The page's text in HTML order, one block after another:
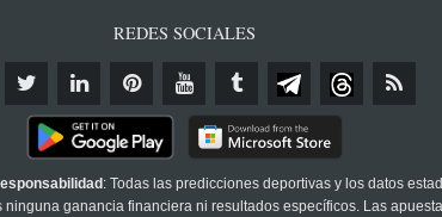
REDES SOCIALES
: Todas las predicciones deportivas y los datos
ninguna ganancia financiera ni resultados específicos. Las